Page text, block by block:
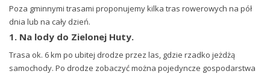
Poza gminnymi trasami proponujemy kilka tras rowerowych na pół
dnia lub na cały dzień.
1. Na lody do Zielonej Huty.
Trasa ok. 6 km po ubitej drodze przez las, gdzie rzadko jeżdżą
samochody. Po drodze zobaczyć można pojedyncze gospodarstwa